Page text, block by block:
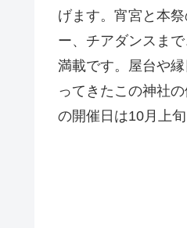
げます。宵宮と本
ー、チアダンスま
満載です。屋台や
ってきたこの神社
の開催日は10月上